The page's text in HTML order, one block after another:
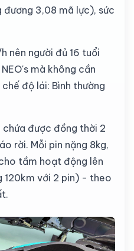
3,08 mã lực), sức
nên người đủ 16 tuổi
mà không cần
độ lái: Bình thường
được đồng thời 2
rời. Mỗi pin nặng 8kg,
tầm hoạt động lên
với 2 pin) - theo